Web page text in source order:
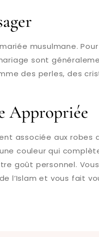
musulmane.
sont
des perles, des
Appropriée
associée aux robes
couleur qui
goût personnel.
l’Islam et vous fait